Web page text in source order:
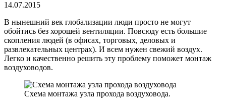
14.07.2015
В нынешний век глобализации люди просто не могут
обойтись без хорошей вентиляции. Повсюду есть большие
скопления людей (в офисах, торговых, деловых и
развлекательных центрах). И всем нужен свежий воздух.
Легко и качественно решить эту проблему поможет монтаж
воздуховодов.
Схема монтажа узла прохода воздуховода.